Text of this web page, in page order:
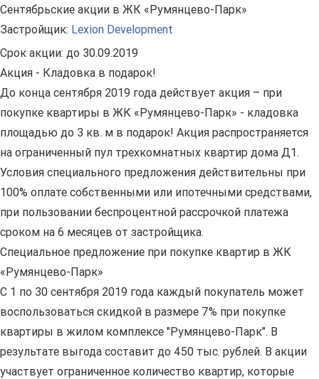
Сентябрьские акции в ЖК «Румянцево-Парк»
Застройщик: Lexion Development
Срок акции: до 30.09.2019
Акция - Кладовка в подарок!
До конца сентября 2019 года действует акция – при
покупке квартиры в ЖК «Румянцево-Парк» - кладовка
площадью до 3 кв. м в подарок! Акция распространяется
на ограниченный пул трехкомнатных квартир дома Д1.
Условия специального предложения действительны при
100% оплате собственными или ипотечными средствами,
при пользовании беспроцентной рассрочкой платежа
сроком на 6 месяцев от застройщика.
Специальное предложение при покупке квартир в ЖК
«Румянцево-Парк»
С 1 по 30 сентября 2019 года каждый покупатель может
воспользоваться скидкой в размере 7% при покупке
квартиры в жилом комплексе "Румянцево-Парк". В
результате выгода составит до 450 тыс. рублей. В акции
участвует ограниченное количество квартир, которые